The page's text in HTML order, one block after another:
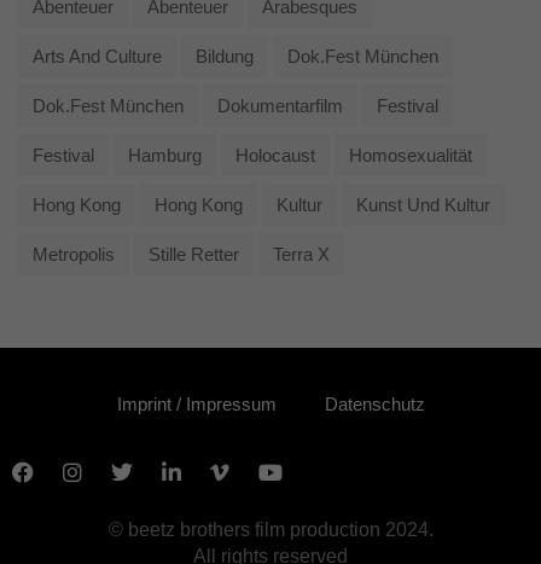
Abenteuer Abenteuer Arabesques
Arts And Culture Bildung Dok.fest München
Dok.fest München Dokumentarfilm Festival
Festival Hamburg Holocaust Homosexualität
Hong Kong Hong Kong Kultur Kunst Und Kultur
Metropolis Stille Retter Terra X
Imprint / Impressum Datenschutz
© beetz brothers film production 2024.
All rights reserved